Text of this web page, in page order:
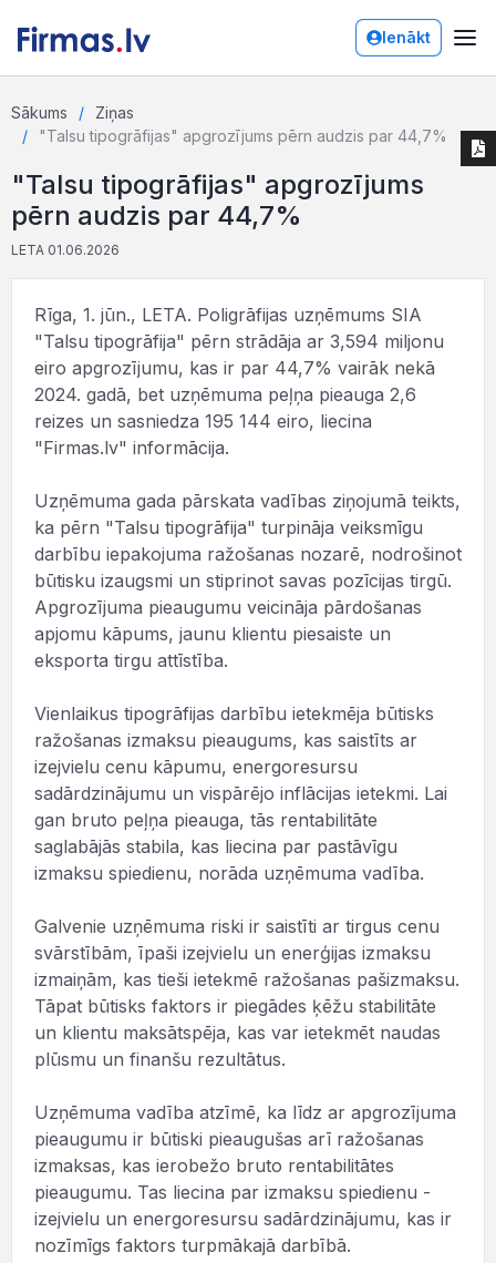
Ienākt
Sākums
Ziņas
"Talsu tipogrāfijas" apgrozījums pērn audzis par 44,7%
"Talsu tipogrāfijas" apgrozījums
pērn audzis par 44,7%
LETA 01.06.2026
Rīga, 1. jūn., LETA. Poligrāfijas uzņēmums SIA
"Talsu tipogrāfija" pērn strādāja ar 3,594 miljonu
eiro apgrozījumu, kas ir par 44,7% vairāk nekā
2024. gadā, bet uzņēmuma peļņa pieauga 2,6
reizes un sasniedza 195 144 eiro, liecina
"Firmas.lv" informācija.
Uzņēmuma gada pārskata vadības ziņojumā teikts,
ka pērn "Talsu tipogrāfija" turpināja veiksmīgu
darbību iepakojuma ražošanas nozarē, nodrošinot
būtisku izaugsmi un stiprinot savas pozīcijas tirgū.
Apgrozījuma pieaugumu veicināja pārdošanas
apjomu kāpums, jaunu klientu piesaiste un
eksporta tirgu attīstība.
Vienlaikus tipogrāfijas darbību ietekmēja būtisks
ražošanas izmaksu pieaugums, kas saistīts ar
izejvielu cenu kāpumu, energoresursu
sadārdzinājumu un vispārējo inflācijas ietekmi. Lai
gan bruto peļņa pieauga, tās rentabilitāte
saglabājās stabila, kas liecina par pastāvīgu
izmaksu spiedienu, norāda uzņēmuma vadība.
Galvenie uzņēmuma riski ir saistīti ar tirgus cenu
svārstībām, īpaši izejvielu un enerģijas izmaksu
izmaiņām, kas tieši ietekmē ražošanas pašizmaksu.
Tāpat būtisks faktors ir piegādes ķēžu stabilitāte
un klientu maksātspēja, kas var ietekmēt naudas
plūsmu un finanšu rezultātus.
Uzņēmuma vadība atzīmē, ka līdz ar apgrozījuma
pieaugumu ir būtiski pieaugušas arī ražošanas
izmaksas, kas ierobežo bruto rentabilitātes
pieaugumu. Tas liecina par izmaksu spiedienu -
izejvielu un energoresursu sadārdzinājumu, kas ir
nozīmīgs faktors turpmākajā darbībā.